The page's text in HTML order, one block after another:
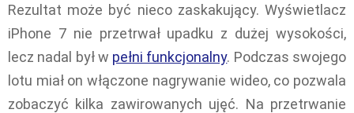
Rezultat może być nieco zaskakujący. Wyświetlacz
iPhone 7 nie przetrwał upadku z dużej wysokości,
lecz nadal był w pełni funkcjonalny. Podczas swojego
lotu miał on włączone nagrywanie wideo, co pozwala
zobaczyć kilka zawirowanych ujęć. Na przetrwanie